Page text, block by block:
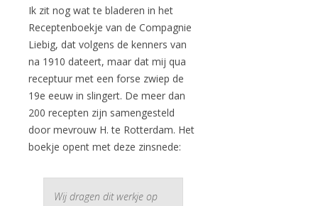
Ik zit nog wat te bladeren in het
Receptenboekje van de Compagnie
Liebig, dat volgens de kenners van
na 1910 dateert, maar dat mij qua
receptuur met een forse zwiep de
19e eeuw in slingert. De meer dan
200 recepten zijn samengesteld
door mevrouw H. te Rotterdam. Het
boekje opent met deze zinsnede:
Wij dragen dit werkje op